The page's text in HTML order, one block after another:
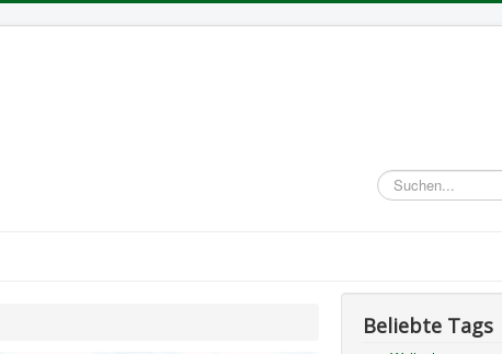
Suchen...
Beliebte Tags